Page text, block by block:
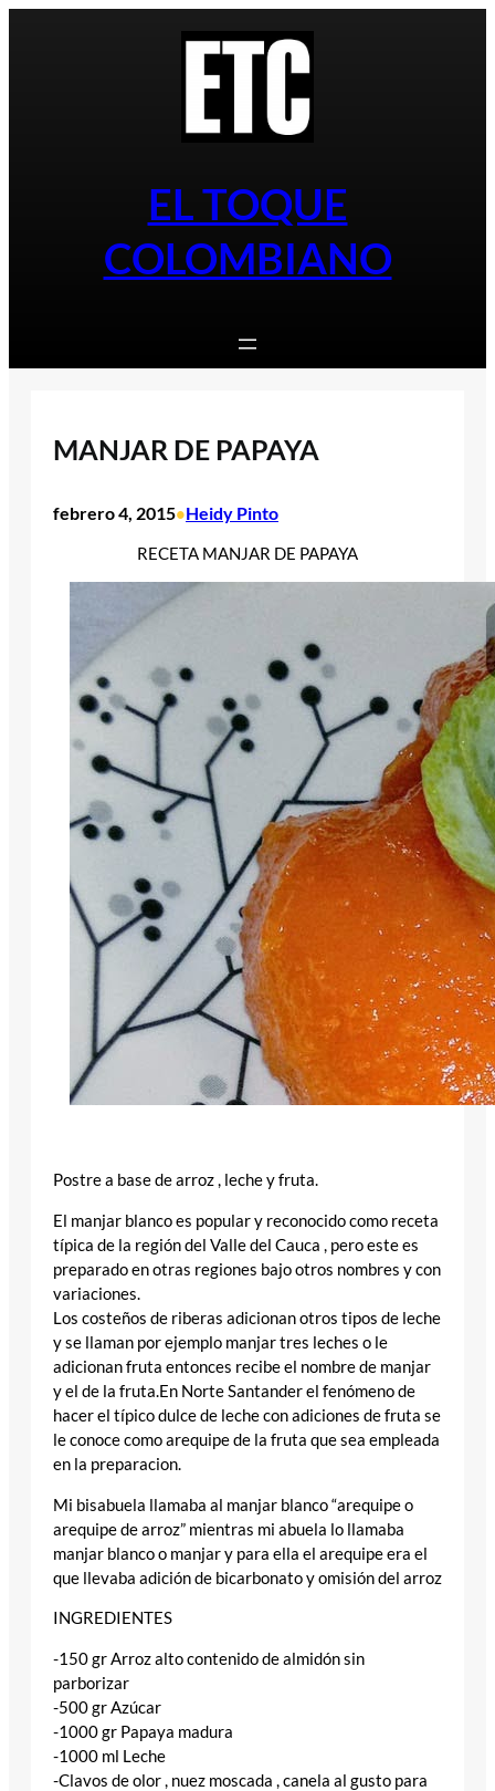
EL TOQUE
COLOMBIANO
MANJAR DE PAPAYA
febrero 4, 2015•Heidy Pinto
RECETA MANJAR DE PAPAYA
Postre a base de arroz , leche y fruta.
El manjar blanco es popular y reconocido como receta
típica de la región del Valle del Cauca , pero este es
preparado en otras regiones bajo otros nombres y con
variaciones.
Los costeños de riberas adicionan otros tipos de leche
y se llaman por ejemplo manjar tres leches o le
adicionan fruta entonces recibe el nombre de manjar
y el de la fruta.En Norte Santander el fenómeno de
hacer el típico dulce de leche con adiciones de fruta se
le conoce como arequipe de la fruta que sea empleada
en la preparacion.
Mi bisabuela llamaba al manjar blanco “arequipe o
arequipe de arroz” mientras mi abuela lo llamaba
manjar blanco o manjar y para ella el arequipe era el
que llevaba adición de bicarbonato y omisión del arroz
INGREDIENTES
-150 gr Arroz alto contenido de almidón sin
parborizar
-500 gr Azúcar
-1000 gr Papaya madura
-1000 ml Leche
-Clavos de olor , nuez moscada , canela al gusto para